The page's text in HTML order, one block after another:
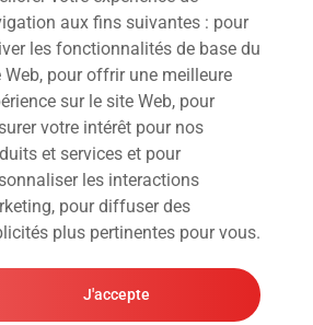
aux fins suivantes : pour
les fonctionnalités de base du
Web, pour offrir une meilleure
sur le site Web, pour
votre intérêt pour nos
et services et pour
les interactions
, pour diffuser des
plus pertinentes pour vous.
J'accepte
Suivez-Nous